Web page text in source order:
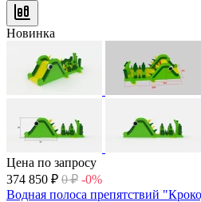
Новинка
Цена по запросу
374 850 ₽ 0 ₽ -0%
Водная полоса препятствий